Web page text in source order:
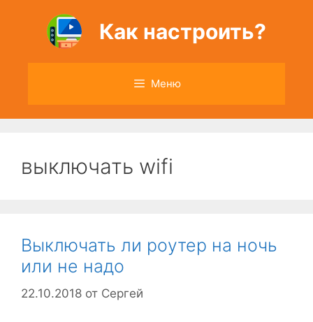
содержимому
Как настроить?
Меню
выключать wifi
Выключать ли роутер на ночь
или не надо
22.10.2018 от Сергей